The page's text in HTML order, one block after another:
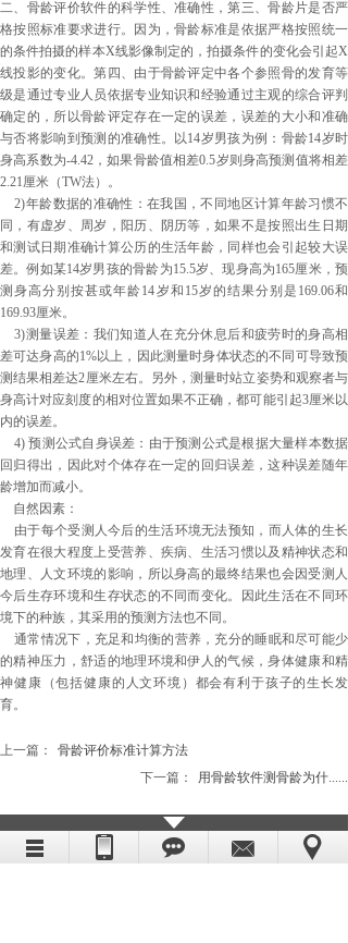
二、骨龄评价软件的科学性、准确性，第三、骨龄片是否严
格按照标准要求进行。因为，骨龄标准是依据严格按照统一
的条件拍摄的样本X线影像制定的，拍摄条件的变化会引起X
线投影的变化。第四、由于骨龄评定中各个参照骨的发育等
级是通过专业人员依据专业知识和经验通过主观的综合评判
确定的，所以骨龄评定存在一定的误差，误差的大小和准确
与否将影响到预测的准确性。以14岁男孩为例：骨龄14岁时
身高系数为-4.42，如果骨龄值相差0.5岁则身高预测值将相差
2.21厘米（TW法）。
2)年龄数据的准确性：在我国，不同地区计算年龄习惯不
同，有虚岁、周岁，阳历、阴历等，如果不是按照出生日期
和测试日期准确计算公历的生活年龄，同样也会引起较大误
差。例如某14岁男孩的骨龄为15.5岁、现身高为165厘米，预
测身高分别按甚或年龄14岁和15岁的结果分别是169.06和
169.93厘米。
3)测量误差：我们知道人在充分休息后和疲劳时的身高相
差可达身高的1%以上，因此测量时身体状态的不同可导致预
测结果相差达2厘米左右。另外，测量时站立姿势和观察者与
身高计对应刻度的相对位置如果不正确，都可能引起3厘米以
内的误差。
4) 预测公式自身误差：由于预测公式是根据大量样本数据
回归得出，因此对个体存在一定的回归误差，这种误差随年
龄增加而减小。
自然因素：
由于每个受测人今后的生活环境无法预知，而人体的生长
发育在很大程度上受营养、疾病、生活习惯以及精神状态和
地理、人文环境的影响，所以身高的最终结果也会因受测人
今后生存环境和生存状态的不同而变化。因此生活在不同环
境下的种族，其采用的预测方法也不同。
通常情况下，充足和均衡的营养，充分的睡眠和尽可能少
的精神压力，舒适的地理环境和伊人的气候，身体健康和精
神健康（包括健康的人文环境）都会有利于孩子的生长发
育。
上一篇：
骨龄评价标准计算方法
下一篇：
用骨龄软件测骨龄为什......
展望未来《骨龄软件》指标注解 2013-09-06